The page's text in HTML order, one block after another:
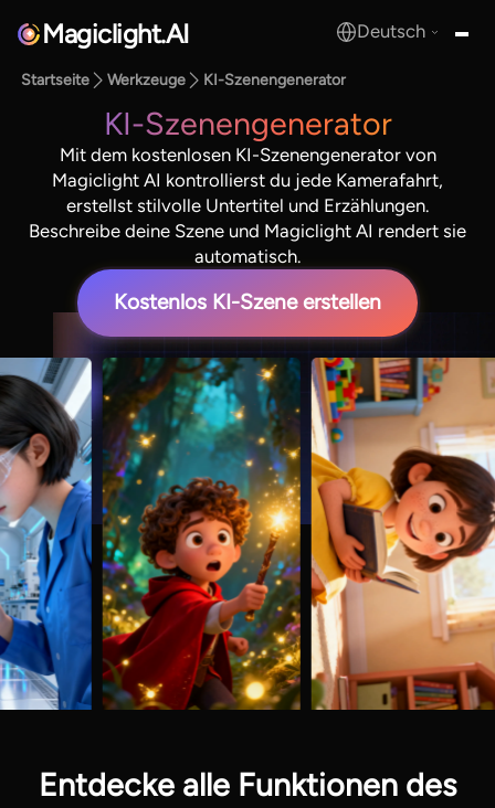
Magiclight.AI Deutsch
Startseite Werkzeuge KI-Szenengenerator
KI-Szenengenerator
Mit dem kostenlosen KI-Szenengenerator von
Magiclight AI kontrollierst du jede Kamerafahrt,
erstellst stilvolle Untertitel und Erzählungen.
Beschreibe deine Szene und Magiclight AI rendert sie
automatisch.
Kostenlos KI-Szene erstellen
Entdecke alle Funktionen des